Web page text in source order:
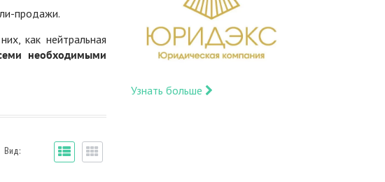
продажи.
как нейтральная
необходимыми
Вид:
Узнать больше